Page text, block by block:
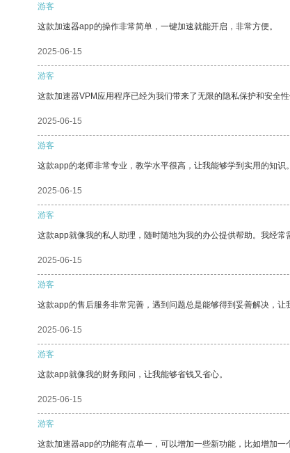
游客
这款加速器app的操作非常简单，一键加速就能开启，非常方便。
2025-06-15
游客
这款加速器VPM应用程序已经为我们带来了无限的隐私保护和安全性
2025-06-15
游客
这款app的老师非常专业，教学水平很高，让我能够学到实用的知识。
2025-06-15
游客
这款app就像我的私人助理，随时随地为我的办公提供帮助。我经
2025-06-15
游客
这款app的售后服务非常完善，遇到问题总是能够得到妥善解决，让
2025-06-15
游客
这款app就像我的财务顾问，让我能够省钱又省心。
2025-06-15
游客
这款加速器app的功能有点单一，可以增加一些新功能，比如增加一